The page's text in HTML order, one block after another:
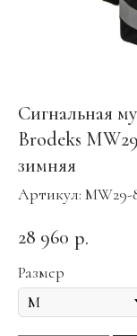
Сигнальная
Brodeks
зимняя
Артикул: MW29-
28 960 р.
Размер